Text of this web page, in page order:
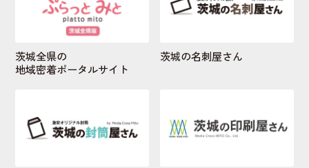
茨城全県の
地域密着ポータルサイト
茨城の名刺屋さん